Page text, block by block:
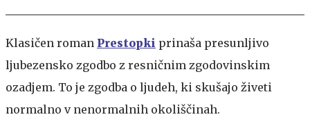
Klasičen roman Prestopki prinaša presunljivo
ljubezensko zgodbo z resničnim zgodovinskim
ozadjem. To je zgodba o ljudeh, ki skušajo živeti
normalno v nenormalnih okoliščinah.